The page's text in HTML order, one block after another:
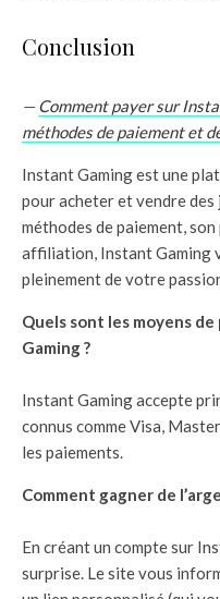
Conclusion
—Comment payer sur
méthodes de paiement et
Instant Gaming est une
pour acheter et vendre
méthodes de paiement,
affiliation, Instant Gaming
pleinement de votre
Quels sont les moyens
Gaming ?
Instant Gaming accepte
connus comme Visa,
les paiements.
Comment gagner de
En créant un compte sur
surprise. Le site vous